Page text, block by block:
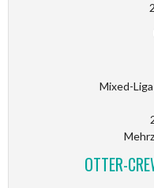
Mixed-
OTTER-